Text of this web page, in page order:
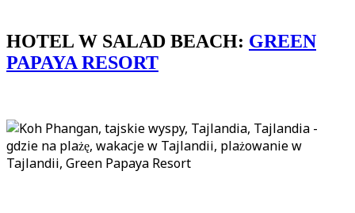
HOTEL W SALAD BEACH: GREEN
PAPAYA RESORT